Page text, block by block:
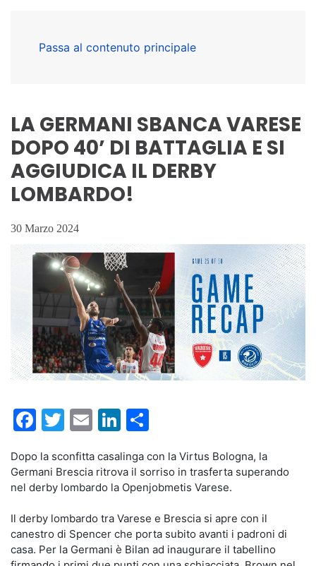
Passa al contenuto principale
LA GERMANI SBANCA VARESE
DOPO 40’ DI BATTAGLIA E SI
AGGIUDICA IL DERBY
LOMBARDO!
30 Marzo 2024
Facebook
Twitter
EmailLinkedIn
Dopo la sconfitta casalinga con la Virtus Bologna, la
Germani Brescia ritrova il sorriso in trasferta superando
nel derby lombardo la Openjobmetis Varese.
Il derby lombardo tra Varese e Brescia si apre con il
canestro di Spencer che porta subito avanti i padroni di
casa. Per la Germani è Bilan ad inaugurare il tabellino